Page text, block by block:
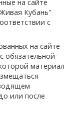
на сайте
Кубань"
с
на сайте
обязательной
материал
или после